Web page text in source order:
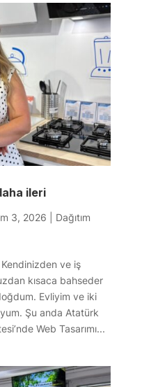
ileri
3, 2026
Dağıtım
ve iş
kısaca bahseder
Evliyim ve iki
Şu anda Atatürk
Web Tasarımı...